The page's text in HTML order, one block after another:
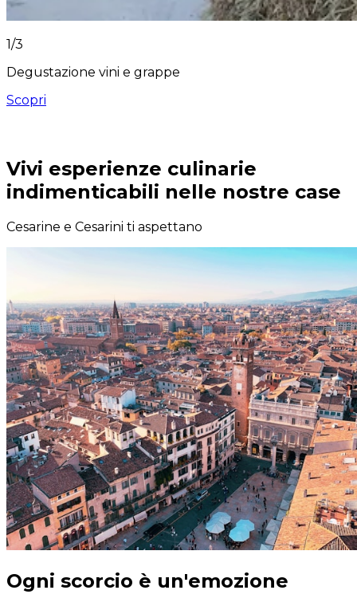
1/3
Degustazione vini e grappe
Scopri
Vivi esperienze culinarie
indimenticabili nelle nostre case
Cesarine e Cesarini ti aspettano
Ogni scorcio è un'emozione